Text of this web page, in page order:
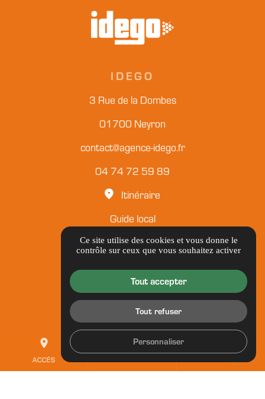
place
ACCÈS
mail
IDEGO
3 Rue de la Dombes
01700 Neyron
contact@agence-idego.fr
04 74 72 59 89
Itinéraire
Guide local
Informations complémentaires
Politique de confidentialité
Gestion des cookies
Ce site utilise des cookies et vous donne le
contrôle sur ceux que vous souhaitez activer
Tout accepter
Tout refuser
Personnaliser